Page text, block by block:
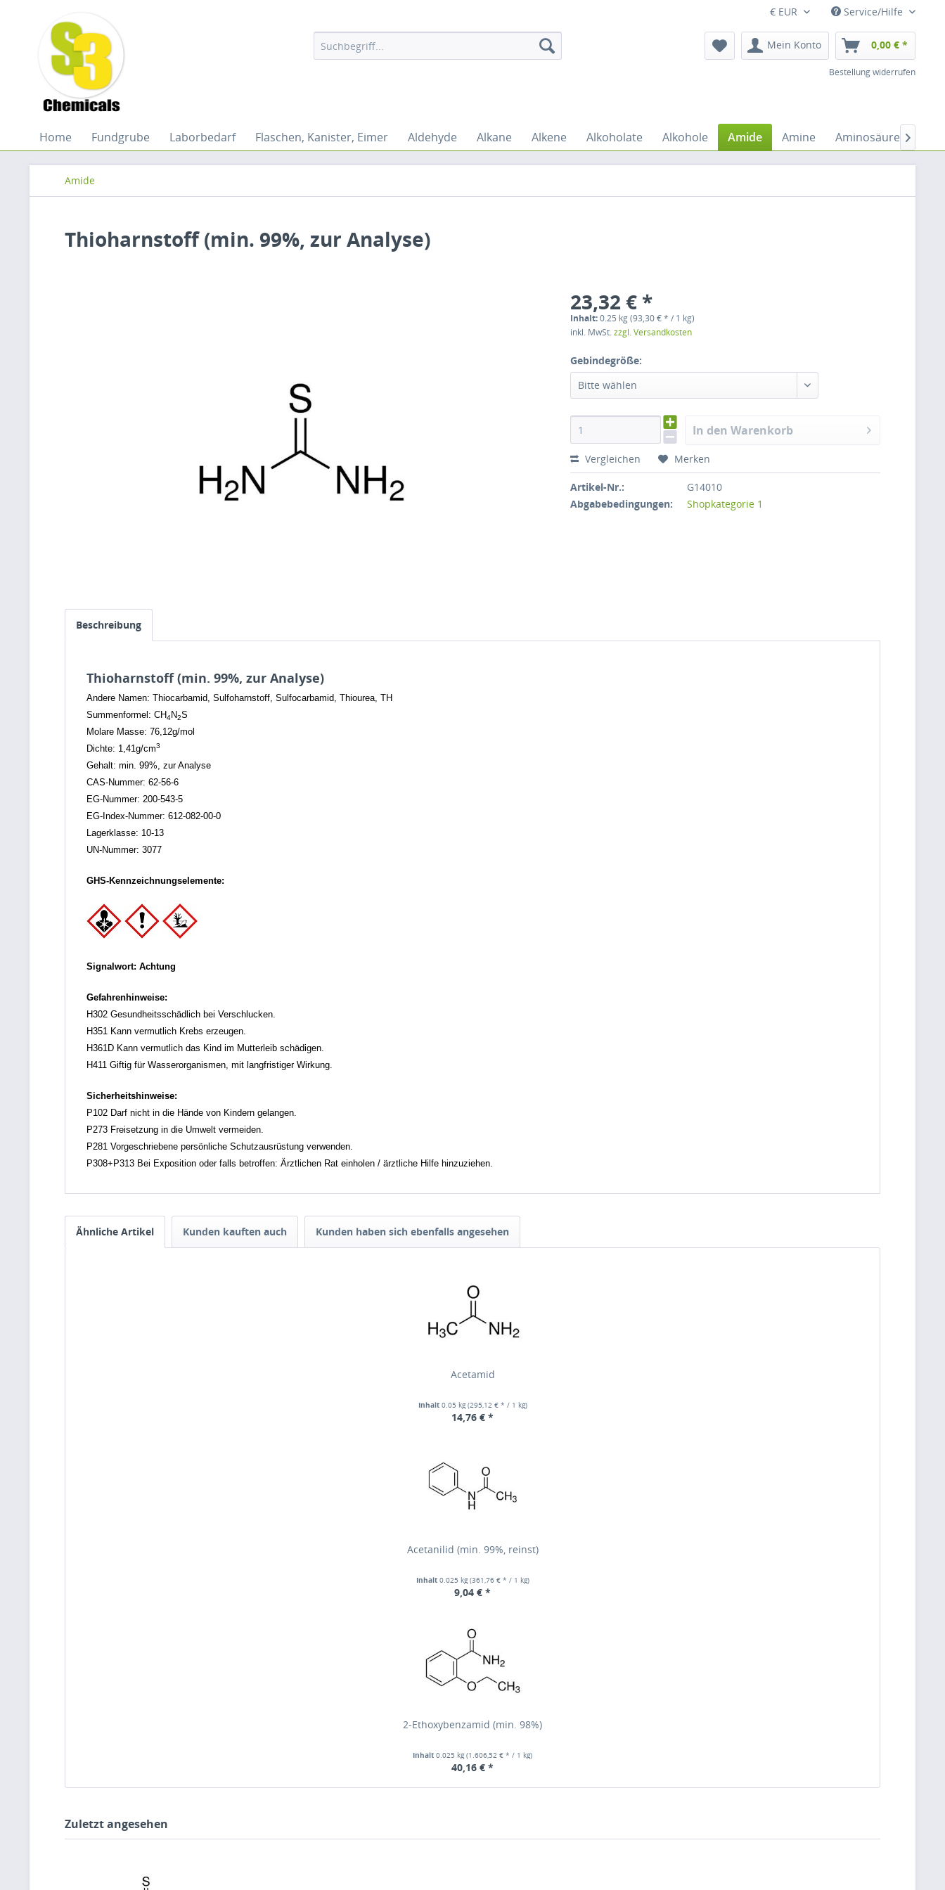
€ EUR Service/Hilfe
Mein Konto 0,00 € *
Bestellung widerrufen
Home Fundgrube Laborbedarf Flaschen, Kanister, Eimer Aldehyde Alkane Alkene Alkoholate Alkohole Amide Amine Aminosäuren
Amide
Thioharnstoff (min. 99%, zur Analyse)
23,32 € *
Inhalt:0.25 kg (93,30 € * / 1 kg)
inkl. MwSt.zzgl. Versandkosten
Gebindegröße:
Bitte wählen
In den Warenkorb
Vergleichen Merken
Artikel-Nr.:
G14010
Abgabebedingungen:
Shopkategorie 1
Beschreibung
Thioharnstoff (min. 99%, zur Analyse)
Andere Namen: Thiocarbamid, Sulfoharnstoff, Sulfocarbamid, Thiourea, TH
Summenformel: CH4N2S
Molare Masse: 76,12g/mol
Dichte: 1,41g/cm3
Gehalt: min. 99%, zur Analyse
CAS-Nummer: 62-56-6
EG-Nummer: 200-543-5
EG-Index-Nummer: 612-082-00-0
Lagerklasse: 10-13
UN-Nummer: 3077
GHS-Kennzeichnungselemente:
Signalwort: Achtung
Gefahrenhinweise:
H302 Gesundheitsschädlich bei Verschlucken.
H351 Kann vermutlich Krebs erzeugen.
H361D Kann vermutlich das Kind im Mutterleib schädigen.
H411 Giftig für Wasserorganismen, mit langfristiger Wirkung.
Sicherheitshinweise:
P102 Darf nicht in die Hände von Kindern gelangen.
P273 Freisetzung in die Umwelt vermeiden.
P281 Vorgeschriebene persönliche Schutzausrüstung verwenden.
P308+P313 Bei Exposition oder falls betroffen: Ärztlichen Rat einholen / ärztliche Hilfe hinzuziehen.
Ähnliche Artikel Kunden kauften auch Kunden haben sich ebenfalls angesehen
Acetamid
Inhalt 0.05 kg(295,12 € * / 1 kg)
14,76 € *
Acetanilid (min. 99%, reinst)
Inhalt 0.025 kg(361,76 € * / 1 kg)
9,04 € *
2-Ethoxybenzamid (min. 98%)
Inhalt 0.025 kg(1.606,52 € * / 1 kg)
40,16 € *
Zuletzt angesehen